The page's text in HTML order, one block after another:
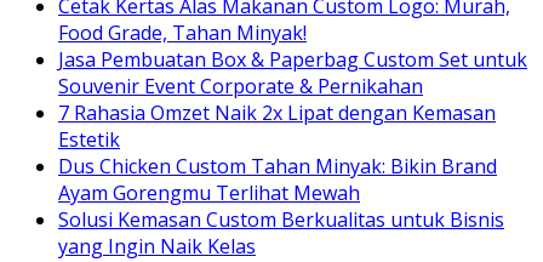
Cetak Kertas Alas Makanan Custom Logo: Murah,
Food Grade, Tahan Minyak!
Jasa Pembuatan Box & Paperbag Custom Set untuk
Souvenir Event Corporate & Pernikahan
7 Rahasia Omzet Naik 2x Lipat dengan Kemasan
Estetik
Dus Chicken Custom Tahan Minyak: Bikin Brand
Ayam Gorengmu Terlihat Mewah
Solusi Kemasan Custom Berkualitas untuk Bisnis
yang Ingin Naik Kelas